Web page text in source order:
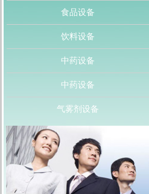
食品设备
饮料设备
中药设备
中药设备
气雾剂设备